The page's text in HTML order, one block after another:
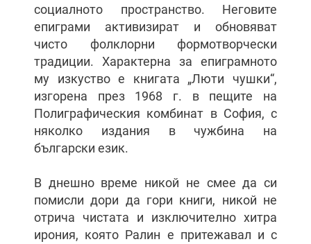
социалното пространство. Неговите
епиграми активизират и обновяват
чисто фолклорни формотворчески
традиции. Характерна за епиграмното
му изкуство е книгата „Люти чушки“,
изгорена през 1968 г. в пещите на
Полиграфическия комбинат в София, с
няколко издания в чужбина на
български език.
В днешно време никой не смее да си
помисли дори да гори книги, никой не
отрича чистата и изключително хитра
ирония, която Ралин е притежавал и с